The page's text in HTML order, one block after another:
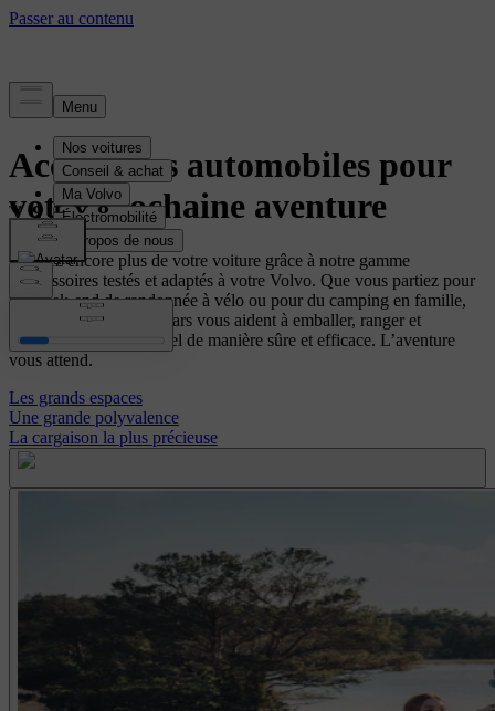
Accessoires automobiles pour
votre prochaine aventure
Profitez encore plus de votre voiture grâce à notre gamme
d'accessoires testés et adaptés à votre Volvo. Que vous partiez pour
un week-end de randonnée à vélo ou pour du camping en famille,
les accessoires Volvo Cars vous aident à emballer, ranger et
transporter votre matériel de manière sûre et efficace. L’aventure
vous attend.
Les grands espaces
Une grande polyvalence
La cargaison la plus précieuse